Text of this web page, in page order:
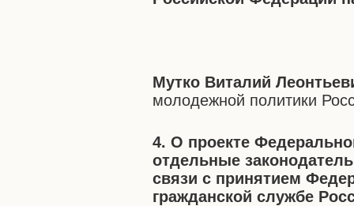
Мутко Виталий
молодежной политики
4. О проекте
отдельные
связи с принятием
гражданской службе